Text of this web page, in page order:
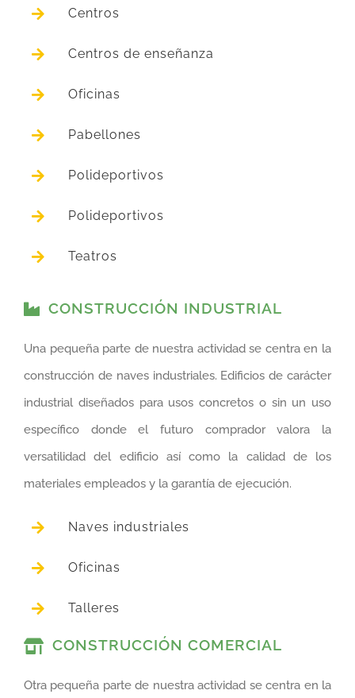
Centros
Centros de enseñanza
Oficinas
Pabellones
Polideportivos
Polideportivos
Teatros
CONSTRUCCIÓN INDUSTRIAL
Una pequeña parte de nuestra actividad se centra en la
construcción de naves industriales. Edificios de carácter
industrial diseñados para usos concretos o sin un uso
específico donde el futuro comprador valora la
versatilidad del edificio así como la calidad de los
materiales empleados y la garantía de ejecución.
Naves industriales
Oficinas
Talleres
CONSTRUCCIÓN COMERCIAL
Otra pequeña parte de nuestra actividad se centra en la